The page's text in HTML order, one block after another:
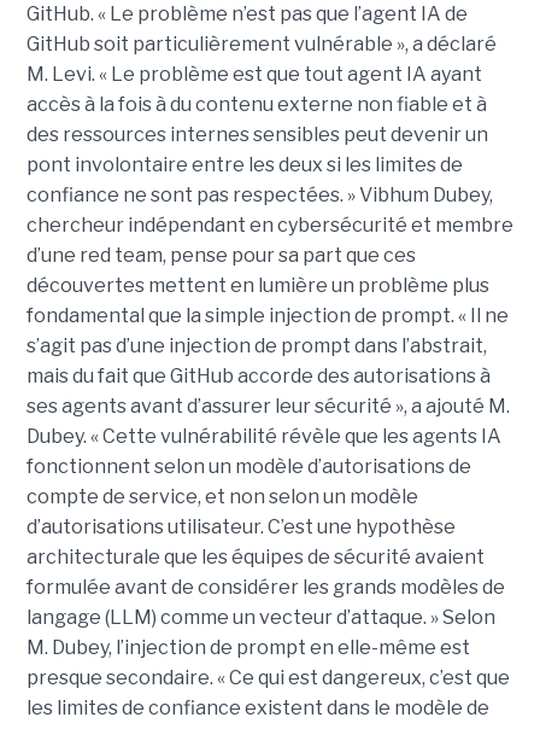
GitHub. « Le problème n’est pas que l’agent IA de
GitHub soit particulièrement vulnérable », a déclaré
M. Levi. « Le problème est que tout agent IA ayant
accès à la fois à du contenu externe non fiable et à
des ressources internes sensibles peut devenir un
pont involontaire entre les deux si les limites de
confiance ne sont pas respectées. » Vibhum Dubey,
chercheur indépendant en cybersécurité et membre
d’une red team, pense pour sa part que ces
découvertes mettent en lumière un problème plus
fondamental que la simple injection de prompt. « Il ne
s’agit pas d’une injection de prompt dans l’abstrait,
mais du fait que GitHub accorde des autorisations à
ses agents avant d’assurer leur sécurité », a ajouté M.
Dubey. « Cette vulnérabilité révèle que les agents IA
fonctionnent selon un modèle d’autorisations de
compte de service, et non selon un modèle
d’autorisations utilisateur. C’est une hypothèse
architecturale que les équipes de sécurité avaient
formulée avant de considérer les grands modèles de
langage (LLM) comme un vecteur d’attaque. » Selon
M. Dubey, l’injection de prompt en elle-même est
presque secondaire. « Ce qui est dangereux, c’est que
les limites de confiance existent dans le modèle de